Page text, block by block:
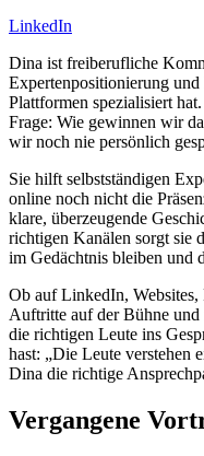
LinkedIn
Dina ist freiberufliche
Expertenpositionierung
Plattformen spezialisiert
Frage: Wie gewinnen wir
wir noch nie persönlich
Sie hilft selbstständigen
online noch nicht die
klare, überzeugende
richtigen Kanälen sorgt sie
im Gedächtnis bleiben und
Ob auf LinkedIn, Websites,
Auftritte auf der Bühne
die richtigen Leute ins
hast: „Die Leute verstehen
Dina die richtige
Vergangene